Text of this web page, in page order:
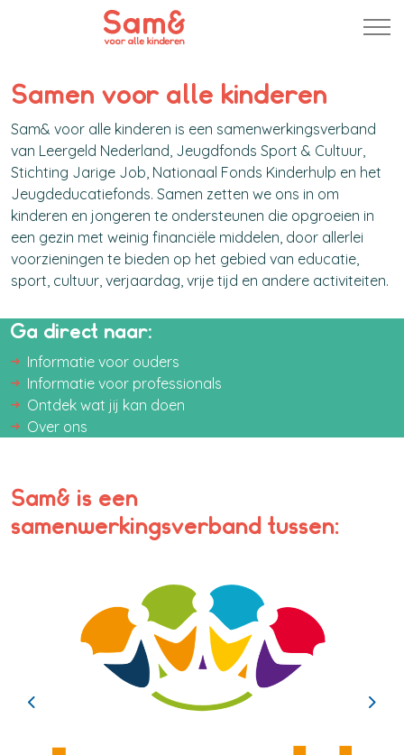
Samen voor alle kinderen
Sam& voor alle kinderen is een samenwerkingsverband
van Leergeld Nederland, Jeugdfonds Sport & Cultuur,
Stichting Jarige Job, Nationaal Fonds Kinderhulp en het
Jeugdeducatiefonds. Samen zetten we ons in om
kinderen en jongeren te ondersteunen die opgroeien in
een gezin met weinig financiële middelen, door allerlei
voorzieningen te bieden op het gebied van educatie,
sport, cultuur, verjaardag, vrije tijd en andere activiteiten.
Ga direct naar:
Informatie voor ouders
Informatie voor professionals
Ontdek wat jij kan doen
Over ons
Sam& is een
samenwerkingsverband tussen:
Previous Next